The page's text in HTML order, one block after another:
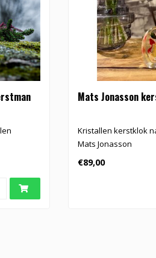
Mats Jonasson
Kristallen kerstklok
Mats Jonasson
€89,00